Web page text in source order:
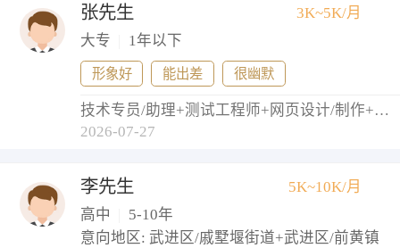
张先生
3K~5K/月
大专
1年以下
形象好 能出差 很幽默
技术专员/助理+测试工程师+网页设计/制作+网络管理员+实施工程师
2026-07-27
李先生
5K~10K/月
高中
5-10年
意向地区: 武进区/戚墅堰街道+武进区/前黄镇